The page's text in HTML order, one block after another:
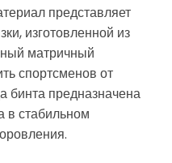
представляет
изготовленной из
матричный
спортсменов от
бинта предназначена
в стабильном